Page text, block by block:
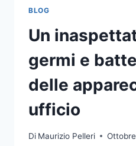
BLOG
Un
germi e
delle
ufficio
Di Maurizio Pelleri